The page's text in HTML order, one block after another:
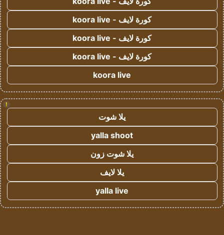
كورة لايف - koora live
كورة لايف - koora live
كورة لايف - koora live
koora live
!
يلا شوت
yalla shoot
يلا شوت زون
يلا لايف
yalla live